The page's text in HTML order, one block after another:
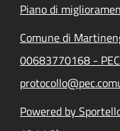
Piano di
Comune di
00683770168 -
Powered by